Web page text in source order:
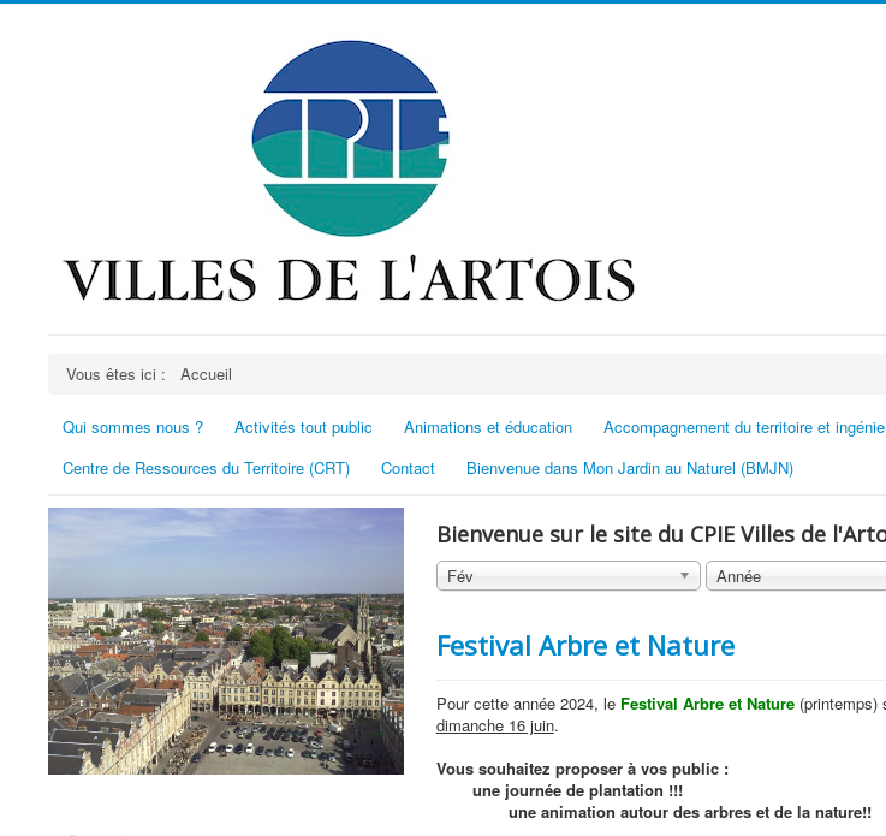
Vous êtes ici : Accueil
Qui sommes nous ? Activités tout public Animations et éducation Accompagnement du territoire et
Centre de Ressources du Territoire (CRT)
Contact Bienvenue dans Mon Jardin au Naturel (BMJN)
Bienvenue sur le site du CPIE Villes de
Fév Année
Festival Arbre et Nature
Pour cette année 2024, le Festival Arbre et Nature(printemps)
dimanche 16 juin.
Vous souhaitez proposer à vos public :
une journée de plantation !!!
une animation autour des arbres et de la nature!!